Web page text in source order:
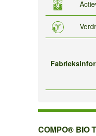
COMPO®
COMPO® BIO